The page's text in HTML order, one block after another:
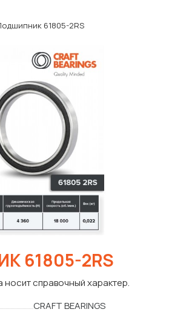
61805-2RS
61805-2RS
носит справочный характер.
CRAFT BEARINGS